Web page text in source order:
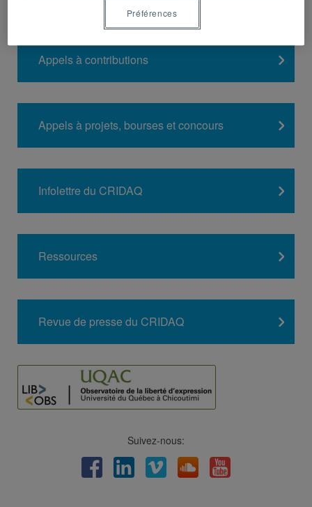
Appels à contributions
Appels à projets, bourses et concours
Infolettre du CRIDAQ
Ressources
Revue de presse du CRIDAQ
Suivez-nous:
FacebookLinkedInViméo Soundcloud
Youtube
Préférences